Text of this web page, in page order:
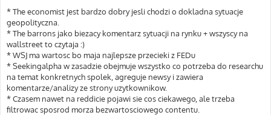
s
t
* The economist jest bardzo dobry jesli chodzi o dokladna sytuacje
geopolityczna.
* The barrons jako biezacy komentarz sytuacji na rynku + wszyscy na
wallstreet to czytaja :)
* WSJ ma wartosc bo maja najlepsze przecieki z FEDu
* Seekingalpha w zasadzie obejmuje wszystko co potrzeba do researchu
na temat konkretnych spolek, agreguje newsy i zawiera
komentarze/analizy ze strony uzytkownikow.
* Czasem nawet na reddicie pojawi sie cos ciekawego, ale trzeba
filtrowac sposrod morza bezwartosciowego contentu.